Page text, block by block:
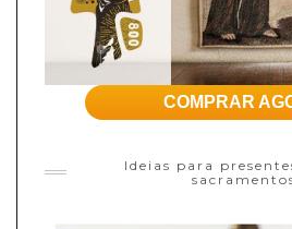
COMPRAR
Ideias para